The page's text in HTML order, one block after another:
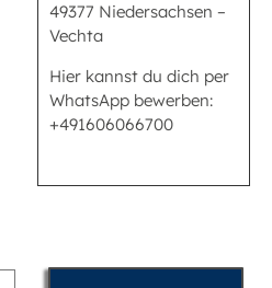
49377 Niedersachsen –
Vechta
Hier kannst du dich per
WhatsApp bewerben:
+491606066700